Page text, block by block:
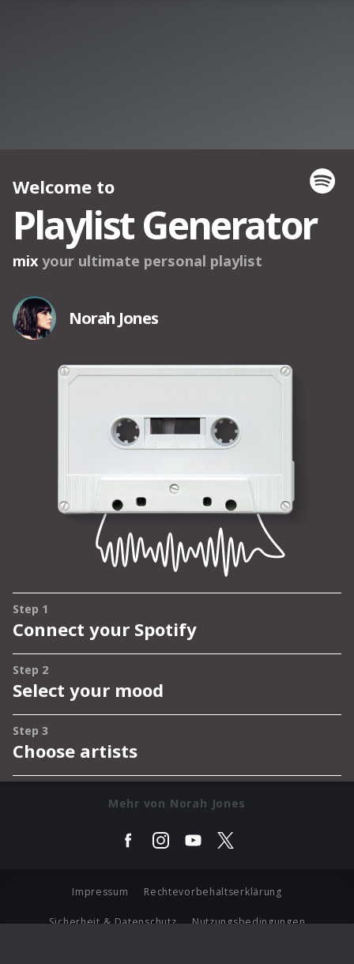
Mehr von Norah Jones
Impressum Rechtevorbehaltserklärung
Sicherheit & Datenschutz Nutzungsbedingungen